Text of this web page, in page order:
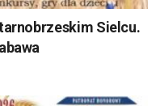
Sielcu.